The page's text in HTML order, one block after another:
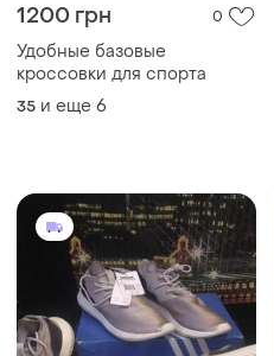
1200 грн 0
Удобные базовые
кроссовки для спорта
35 и еще 6